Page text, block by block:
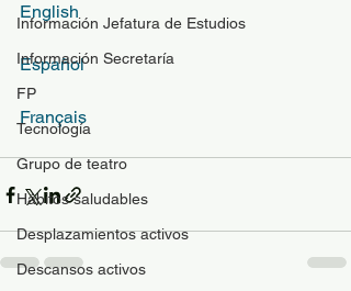
Información Jefatura de Estudios
Información Secretaría
FP
Tecnología
Grupo de teatro
Hábitos saludables
Desplazamientos activos
Descansos activos
English
Español
Français